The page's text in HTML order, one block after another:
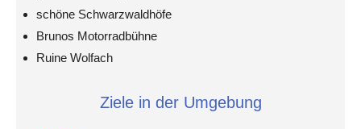
schöne Schwarzwaldhöfe
Brunos Motorradbühne
Ruine Wolfach
Ziele in der Umgebung